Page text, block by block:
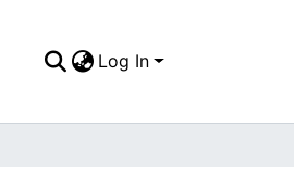
Log In